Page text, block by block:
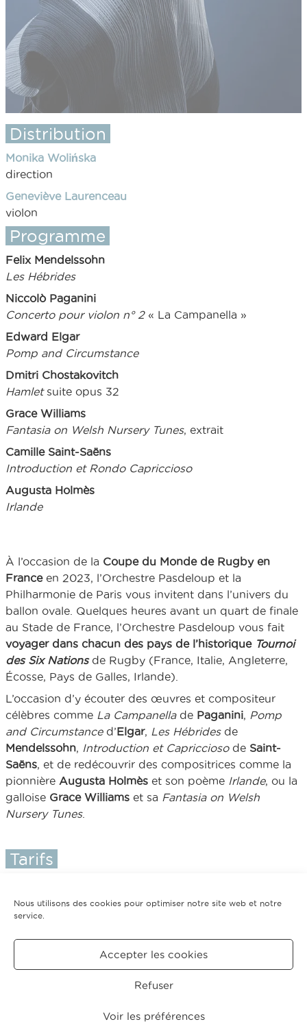
Nous utilisons des cookies pour optimiser notre site web et notre
service.
Accepter les cookies
Refuser
Voir les préférences
Distribution
Monika Wolińska
direction
Geneviève Laurenceau
violon
Programme
Felix Mendelssohn
Les Hébrides
Niccolò Paganini
Concerto pour violon n° 2 « La Campanella »
Edward Elgar
Pomp and Circumstance
Dmitri Chostakovitch
Hamletsuite opus 32
Grace Williams
Fantasia on Welsh Nursery Tunes, extrait
Camille Saint-Saëns
Introduction et Rondo Capriccioso
Augusta Holmès
Irlande
À l’occasion de la Coupe du Monde de Rugby en
Franceen 2023, l’Orchestre Pasdeloup et la
Philharmonie de Paris vous invitent dans l’univers du
ballon ovale. Quelques heures avant un quart de finale
au Stade de France, l’Orchestre Pasdeloup vous fait
voyager dans chacun des pays de l’historique Tournoi
des Six Nations de Rugby (France, Italie, Angleterre,
Écosse, Pays de Galles, Irlande).
L’occasion d’y écouter des œuvres et compositeur
célèbres comme La Campanella de Paganini, Pomp
and Circumstanced’Elgar, Les Hébrides de
Mendelssohn, Introduction et Capricciosode Saint-
Saëns, et de redécouvrir des compositrices comme la
pionnière Augusta Holmès et son poème Irlande, ou la
galloise Grace Williams et sa Fantasia on Welsh
Nursery Tunes.
Tarifs
réduit (à partir de 2 concerts) : 34€ - 28€ - 22€ - 16€
(cat. 1 à 4) // Tarif préférentiel (à partir de 5 concerts) :
concerts) : 26€ - 22€ - 16€ - 14€ (cat. 1 à 4)
LÉGALES
(UE)